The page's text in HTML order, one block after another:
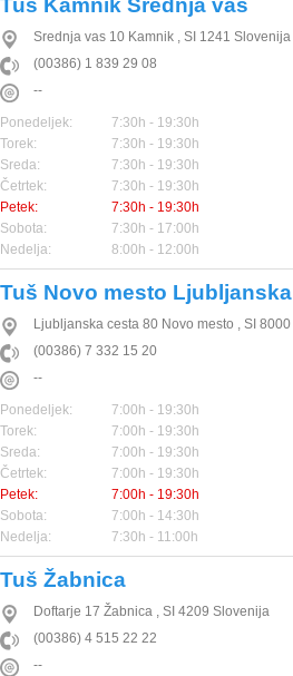
Tuš Kamnik Srednja vas
Srednja vas 10 Kamnik , SI 1241 Slovenija
(00386) 1 839 29 08
--
Ponedeljek:
7:30h - 19:30h
Torek:
7:30h - 19:30h
Sreda:
7:30h - 19:30h
Četrtek:
7:30h - 19:30h
Petek:
7:30h - 19:30h
Sobota:
7:30h - 17:00h
Nedelja:
8:00h - 12:00h
Tuš Novo mesto Ljubljanska
Ljubljanska cesta 80 Novo mesto , SI 8000
(00386) 7 332 15 20
--
Ponedeljek:
7:00h - 19:30h
Torek:
7:00h - 19:30h
Sreda:
7:00h - 19:30h
Četrtek:
7:00h - 19:30h
Petek:
7:00h - 19:30h
Sobota:
7:00h - 14:30h
Nedelja:
7:30h - 11:00h
Tuš Žabnica
Doftarje 17 Žabnica , SI 4209 Slovenija
(00386) 4 515 22 22
--